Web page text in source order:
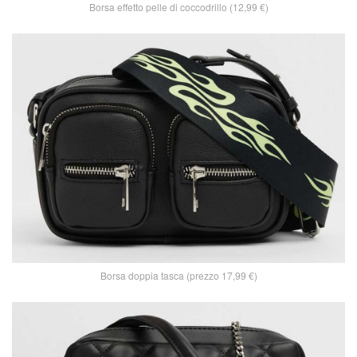
Borsa effetto pelle di coccodrillo (12,99 €)
Borsa doppia tasca (prezzo 17,99 €)